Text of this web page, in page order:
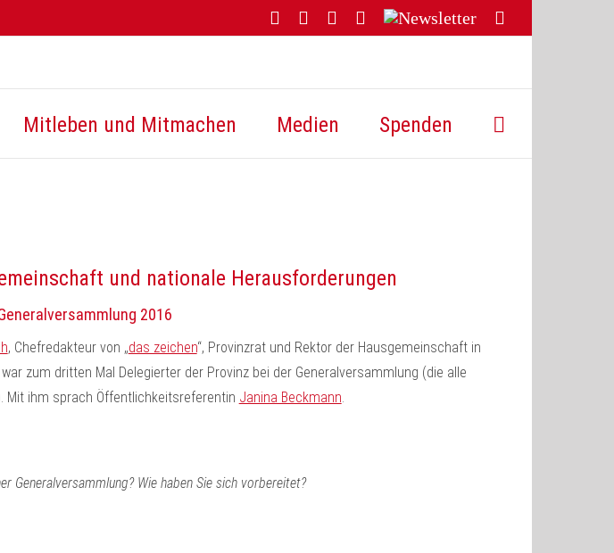
FacebookYouTubeInstagram
Threads
Newsletter
Mail
Mitleben und Mitmachen Medien Spenden
und nationale Herausforderungen
2016
, Chefredakteur von „das zeichen“, Provinzrat und Rektor der Hausgemeinschaft in
zum dritten Mal Delegierter der Provinz bei der Generalversammlung (die alle
ihm sprach Öffentlichkeitsreferentin Janina Beckmann.
Generalversammlung? Wie haben Sie sich vorbereitet?